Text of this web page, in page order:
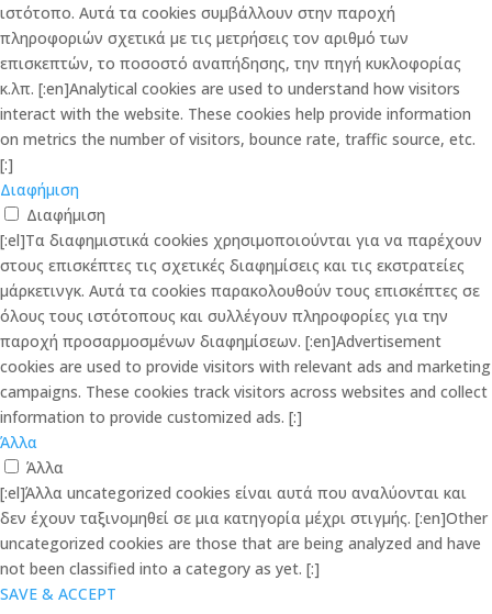
ιστότοπο. Αυτά τα cookies συμβάλλουν στην παροχή
πληροφοριών σχετικά με τις μετρήσεις τον αριθμό των
επισκεπτών, το ποσοστό αναπήδησης, την πηγή κυκλοφορίας
κ.λπ. [:en]Analytical cookies are used to understand how visitors
interact with the website. These cookies help provide information
on metrics the number of visitors, bounce rate, traffic source, etc.
[:]
Διαφήμιση
Διαφήμιση
[:el]Τα διαφημιστικά cookies χρησιμοποιούνται για να παρέχουν
στους επισκέπτες τις σχετικές διαφημίσεις και τις εκστρατείες
μάρκετινγκ. Αυτά τα cookies παρακολουθούν τους επισκέπτες σε
όλους τους ιστότοπους και συλλέγουν πληροφορίες για την
παροχή προσαρμοσμένων διαφημίσεων. [:en]Advertisement
cookies are used to provide visitors with relevant ads and marketing
campaigns. These cookies track visitors across websites and collect
information to provide customized ads. [:]
Άλλα
Άλλα
[:el]Άλλα uncategorized cookies είναι αυτά που αναλύονται και
δεν έχουν ταξινομηθεί σε μια κατηγορία μέχρι στιγμής. [:en]Other
uncategorized cookies are those that are being analyzed and have
not been classified into a category as yet. [:]
SAVE & ACCEPT